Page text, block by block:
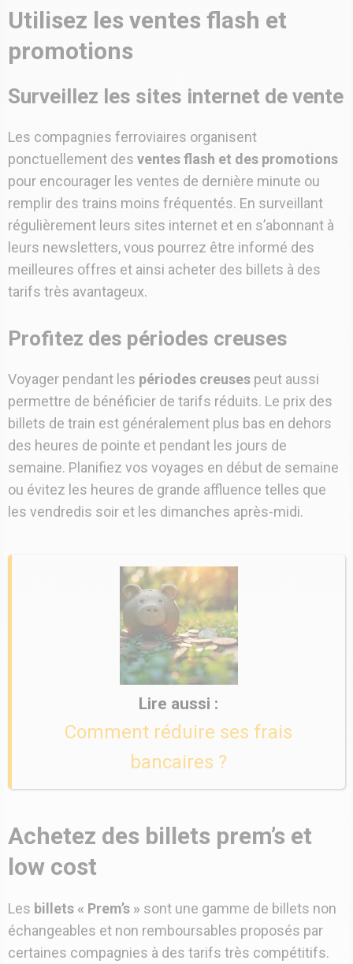
Utilisez les ventes flash et
promotions
Surveillez les sites internet de vente
Les compagnies ferroviaires organisent
ponctuellement des ventes flash et des promotions
pour encourager les ventes de dernière minute ou
remplir des trains moins fréquentés. En surveillant
régulièrement leurs sites internet et en s’abonnant à
leurs newsletters, vous pourrez être informé des
meilleures offres et ainsi acheter des billets à des
tarifs très avantageux.
Profitez des périodes creuses
Voyager pendant les périodes creuses peut aussi
permettre de bénéficier de tarifs réduits. Le prix des
billets de train est généralement plus bas en dehors
des heures de pointe et pendant les jours de
semaine. Planifiez vos voyages en début de semaine
ou évitez les heures de grande affluence telles que
les vendredis soir et les dimanches après-midi.
Comment réduire ses frais
bancaires ?
Achetez des billets prem’s et
low cost
Les billets « Prem’s » sont une gamme de billets non
échangeables et non remboursables proposés par
certaines compagnies à des tarifs très compétitifs.